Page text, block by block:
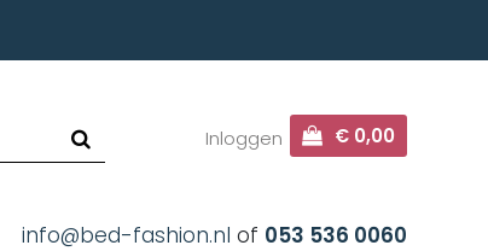
Inloggen € 0,00
info@bed-fashion.nl of 053 536 0060